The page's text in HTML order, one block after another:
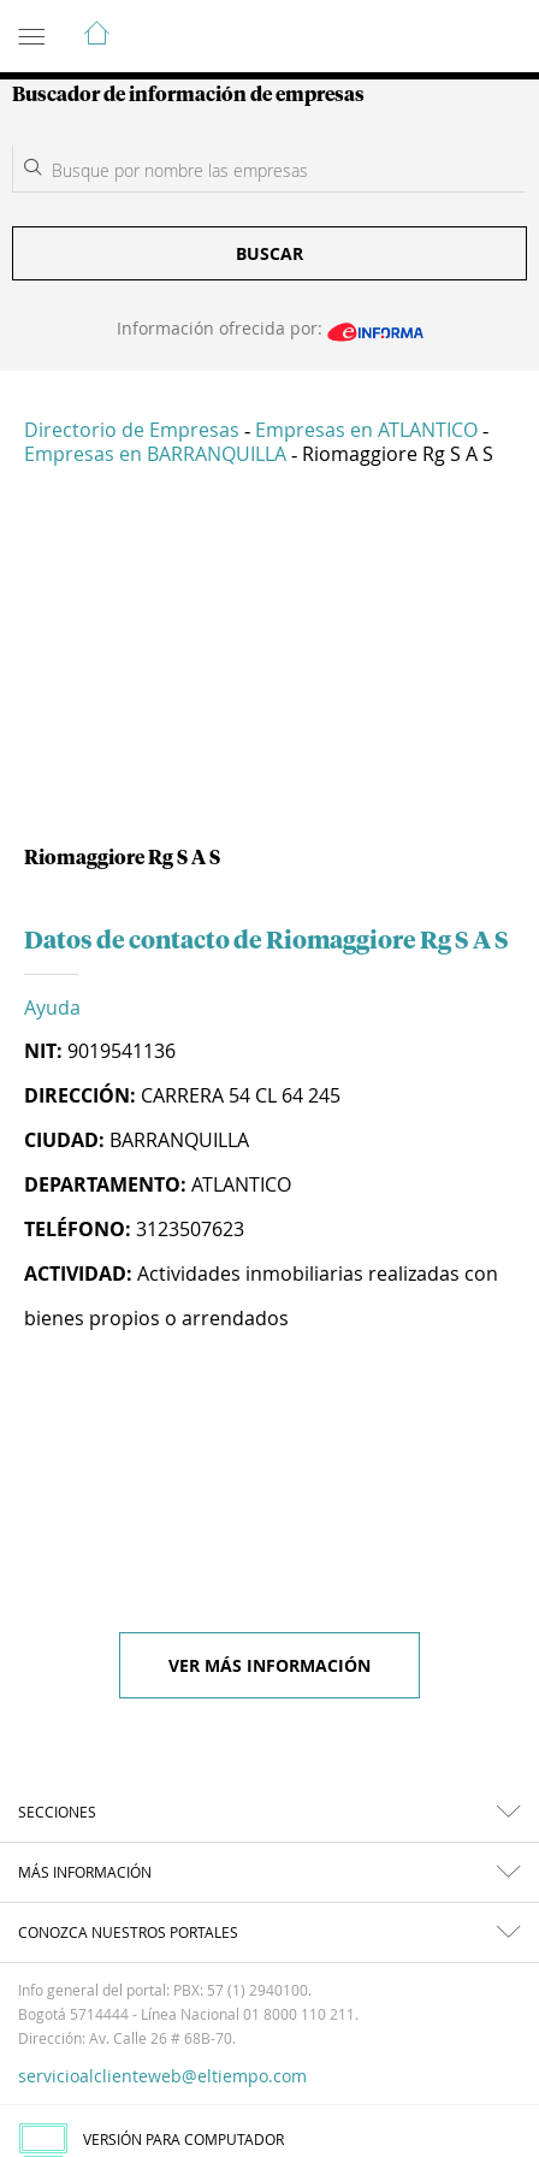
Guía de Empresas Colombianas
Buscador de información de empresas
BUSCAR
Información ofrecida por:
Directorio de Empresas - Empresas en ATLANTICO -
Empresas en BARRANQUILLA - Riomaggiore Rg S A S
Riomaggiore Rg S A S
Datos de contacto de Riomaggiore Rg S A S
Ayuda
NIT: 9019541136
DIRECCIÓN: CARRERA 54 CL 64 245
CIUDAD: BARRANQUILLA
DEPARTAMENTO: ATLANTICO
TELÉFONO: 3123507623
ACTIVIDAD: Actividades inmobiliarias realizadas con
bienes propios o arrendados
VER MÁS INFORMACIÓN
SECCIONES
MÁS INFORMACIÓN
CONOZCA NUESTROS PORTALES
Info general del portal: PBX: 57 (1) 2940100.
Bogotá 5714444 - Línea Nacional 01 8000 110 211.
Dirección: Av. Calle 26 # 68B-70.
servicioalclienteweb@eltiempo.com
VERSIÓN PARA COMPUTADOR